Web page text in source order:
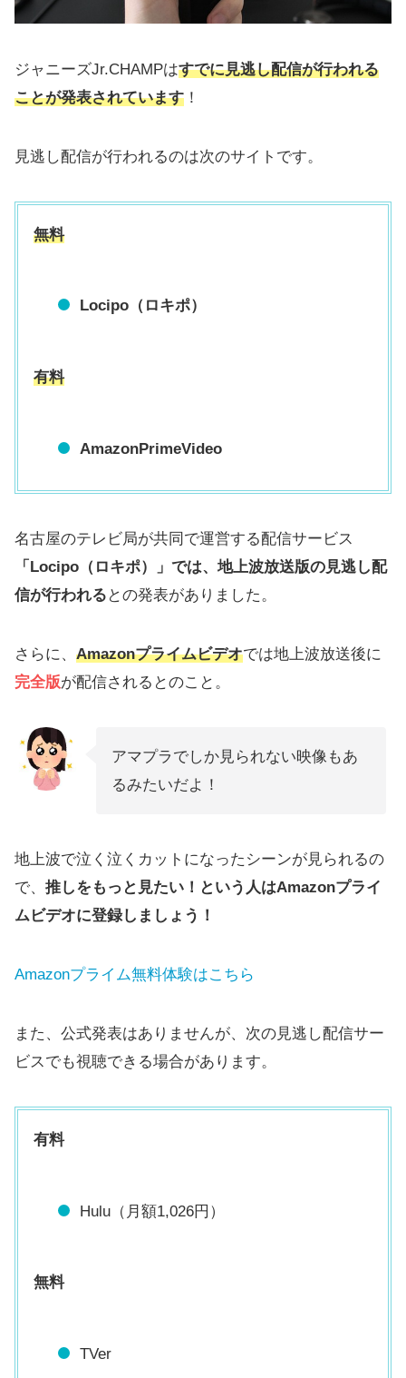
ジャニーズJr.CHAMPはすでに見逃し配信が行われる
ことが発表されています ！
見逃し配信が行われるのは次のサイトです。
無料
Locipo（ロキポ）
有料
AmazonPrimeVideo
名古屋のテレビ局が共同で運営する配信サービス
「Locipo（ロキポ）」では、地上波放送版の見逃し配
信が行われる との発表がありました。
さらに、 Amazonプライムビデオでは地上波放送後に
完全版が配信されるとのこと。
アマプラでしか見られない映像もあ
るみたいだよ！
地上波で泣く泣くカットになったシーンが見られるの
で、 推しをもっと見たい！という人はAmazonプライ
ムビデオに登録しましょう！
Amazonプライム無料体験はこちら
また、公式発表はありませんが、次の見逃し配信サー
ビスでも視聴できる場合があります。
有料
Hulu（月額1,026円）
無料
TVer